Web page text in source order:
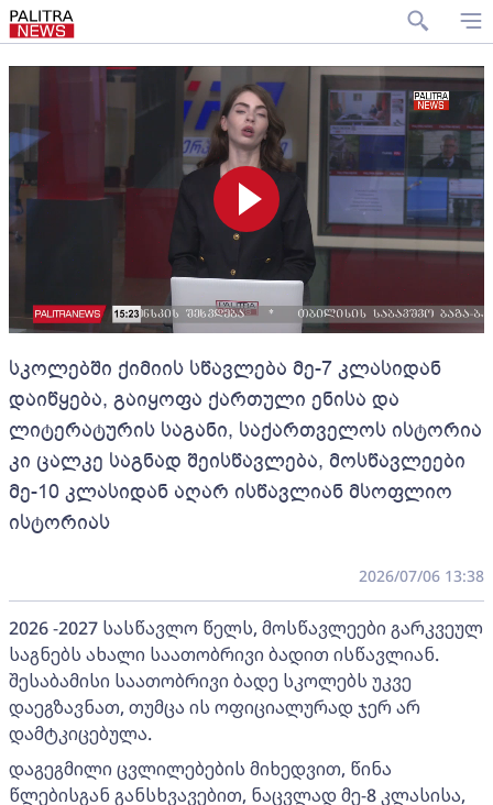
სკოლებში ქიმიის სწავლება მე-7 კლასიდან
დაიწყება, გაიყოფა ქართული ენისა და
ლიტერატურის საგანი, საქართველოს ისტორია
კი ცალკე საგნად შეისწავლება, მოსწავლეები
მე-10 კლასიდან აღარ ისწავლიან მსოფლიო
ისტორიას
2026/07/06 13:38
2026 -2027 სასწავლო წელს, მოსწავლეები გარკვეულ
საგნებს ახალი საათობრივი ბადით ისწავლიან.
შესაბამისი საათობრივი ბადე სკოლებს უკვე
დაეგზავნათ, თუმცა ის ოფიციალურად ჯერ არ
დამტკიცებულა.
დაგეგმილი ცვლილებების მიხედვით, წინა
წლებისგან განსხვავებით, ნაცვლად მე-8 კლასისა,